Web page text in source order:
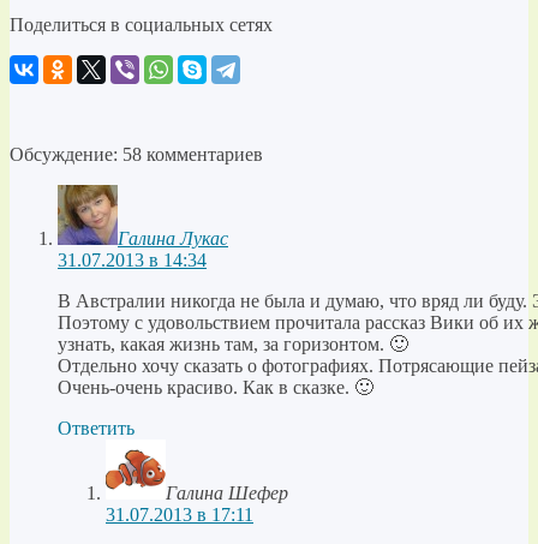
Поделиться в социальных сетях
Обсуждение: 58 комментариев
Галина Лукас
31.07.2013 в 14:34
В Австралии никогда не была и думаю, что вряд ли буду.
Поэтому с удовольствием прочитала рассказ Вики об их
узнать, какая жизнь там, за горизонтом. 🙂
Отдельно хочу сказать о фотографиях. Потрясающие
Очень-очень красиво. Как в сказке. 🙂
Ответить
Галина Шефер
31.07.2013 в 17:11